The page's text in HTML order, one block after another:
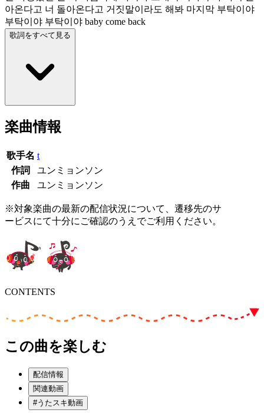
아온다고 너 돌아온다고 거짓말이라도 해봐 마지막 부탁이야
부탁이야 부탁이야 baby come back
歌詞をすべて見る
楽曲情報
歌手名 t
作詞
ユンミョンソン
作曲
ユンミョンソン
※対象楽曲の最新の配信状況について、遷移先のサ
ービスにて十分にご確認のうえでご利用ください。
CONTENTS
この曲を楽しむ
配信情報
関連動画
#うたスキ動画